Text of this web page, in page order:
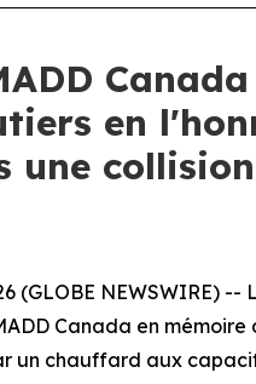
en
une
(GLOBE NEWSWIRE)
Canada en
un chauffard aux